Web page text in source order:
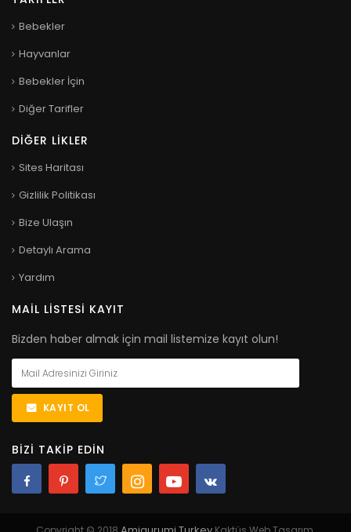
Bebekler
Hayvanlar
Bebekler İçin
Diğer Tarifler
DIĞER LIKLER
Sites Haritası
Gizlilik Politikası
Bize Ulaşın
Detaylı Arama
Yardım
MAIL LISTESI KAYIT
Bizden haber almak için mail listemize kayıt olun!
KAYIT OL
BIZI TAKIP EDIN